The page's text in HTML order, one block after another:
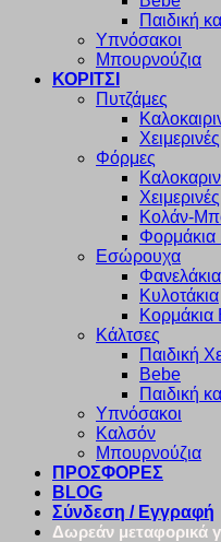
Παιδική
Υπνόσακοι
Μπουρνούζια
ΚΟΡΙΤΣΙ
Πυτζάμες
Χειμερινές
Φόρμες
Χειμερινές
Κολάν-
Φορμάκια
Εσώρουχα
Φανελάκια
Κυλοτάκια
Κορμάκια
Κάλτσες
Παιδική
Bebe
Παιδική
Υπνόσακοι
Καλσόν
Μπουρνούζια
ΠΡΟΣΦΟΡΕΣ
BLOG
Σύνδεση / Εγγραφή
Δωρεάν μεταφορικά